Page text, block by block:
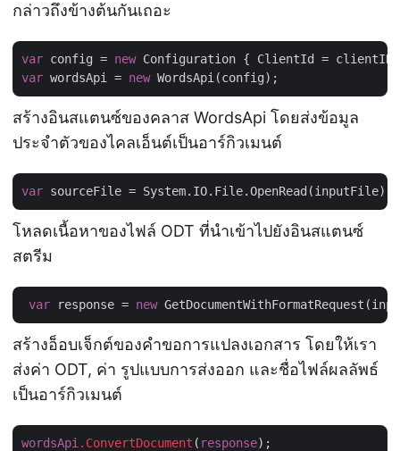
กล่าวถึงข้างต้นกันเถอะ
var config = new
var wordsApi = new
สร้างอินสแตนซ์ของคลาส WordsApi โดยส่งข้อมูล
ประจำตัวของไคลเอ็นต์เป็นอาร์กิวเมนต์
var
โหลดเนื้อหาของไฟล์ ODT ที่นำเข้าไปยังอินสแตนซ์
สตรีม
var response = new
สร้างอ็อบเจ็กต์ของคำขอการแปลงเอกสาร โดยให้เรา
ส่งค่า ODT, ค่า รูปแบบการส่งออก และชื่อไฟล์ผลลัพธ์
เป็นอาร์กิวเมนต์
wordsApi .ConvertDocument ( response